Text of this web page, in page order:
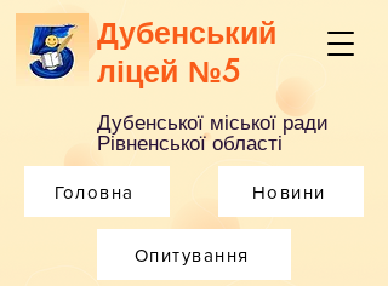
Дубенський
ліцей №5
Дубенської міської ради
Рівненської області
Головна Новини
Опитування